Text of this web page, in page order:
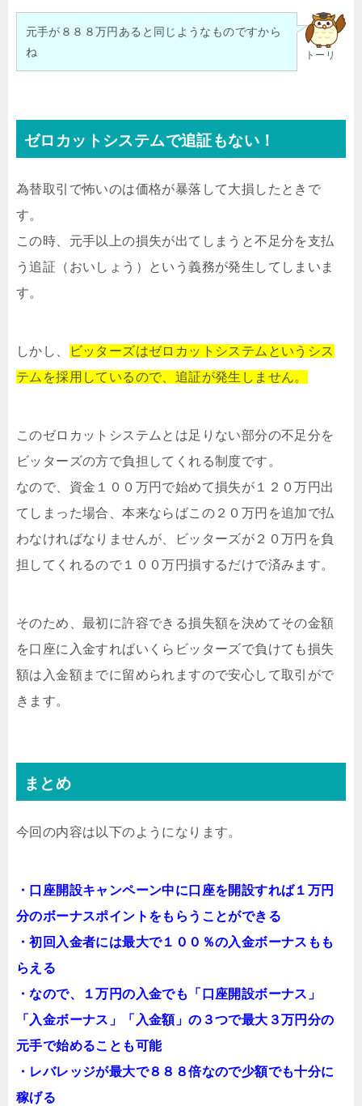
トーリ
元手が８８８万円あると同じようなものですから
ね
ゼロカットシステムで追証もない！
為替取引で怖いのは価格が暴落して大損したときで
す。
この時、元手以上の損失が出てしまうと不足分を支払
う追証（おいしょう）という義務が発生してしまいま
す。
しかし、
ビッターズはゼロカットシステムというシス
テムを採用しているので、追証が発生しません。
このゼロカットシステムとは足りない部分の不足分を
ビッターズの方で負担してくれる制度です。
なので、資金１００万円で始めて損失が１２０万円出
てしまった場合、本来ならばこの２０万円を追加で払
わなければなりませんが、ビッターズが２０万円を負
担してくれるので１００万円損するだけで済みます。
そのため、最初に許容できる損失額を決めてその金額
を口座に入金すればいくらビッターズで負けても損失
額は入金額までに留められますので安心して取引がで
きます。
まとめ
今回の内容は以下のようになります。
・口座開設キャンペーン中に口座を開設すれば１万円
分のボーナスポイントをもらうことができる
・初回入金者には最大で１００％の入金ボーナスもも
らえる
・なので、１万円の入金でも「口座開設ボーナス」
「入金ボーナス」「入金額」の３つで最大３万円分の
元手で始めることも可能
・レバレッジが最大で８８８倍なので少額でも十分に
稼げる